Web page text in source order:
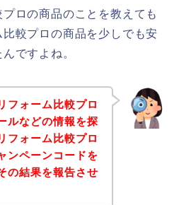
ロの商品のことを教えても
較プロの商品を少しでも安
ですよね。
フォーム比較プロ
ルなどの情報を探
フォーム比較プロ
ンペーンコードを
の結果を報告させ